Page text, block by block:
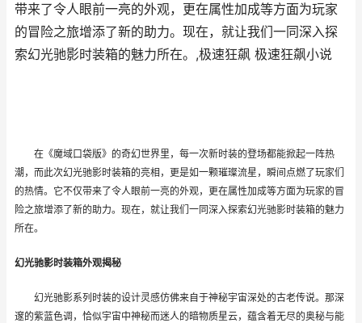
带来了令人眼前一亮的外观，更在属性加成等方面为玩家
的冒险之旅增添了新的助力。现在，就让我们一同深入探
索幻光驰影时装箱的魅力所在。,极速狂飙 极速狂飙小说
在《魔域口袋版》的奇幻世界里，每一次新时装的登场都能掀起一阵热
潮，而此次幻光驰影时装箱的亮相，更是如一颗璀璨流星，瞬间点燃了玩家们
的热情。它不仅带来了令人眼前一亮的外观，更在属性加成等方面为玩家的冒
险之旅增添了新的助力。现在，就让我们一同深入探索幻光驰影时装箱的魅力
所在。
幻光驰影时装箱外观揭秘
幻光驰影系列时装的设计灵感仿佛来自于神秘宇宙深处的古老传说。那深
邃的紫蓝色调，恰似宇宙中神秘而迷人的暗物质星云，蕴含着无尽的奥秘与能